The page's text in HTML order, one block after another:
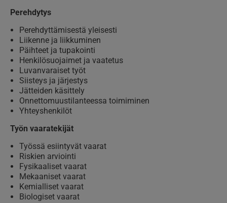
Perehdytys
Perehdyttämisestä yleisesti
Liikenne ja liikkuminen
Päihteet ja tupakointi
Henkilösuojaimet ja vaatetus
Luvanvaraiset työt
Siisteys ja järjestys
Jätteiden käsittely
Onnettomuustilanteessa toimiminen
Yhteyshenkilöt
Työn vaaratekijät
Työssä esiintyvät vaarat
Riskien arviointi
Fysikaaliset vaarat
Mekaaniset vaarat
Kemialliset vaarat
Biologiset vaarat